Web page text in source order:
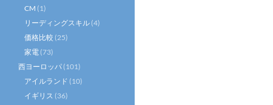
CM (1)
リーディングスキル (4)
価格比較 (25)
家電 (73)
西ヨーロッパ (101)
アイルランド (10)
イギリス (36)